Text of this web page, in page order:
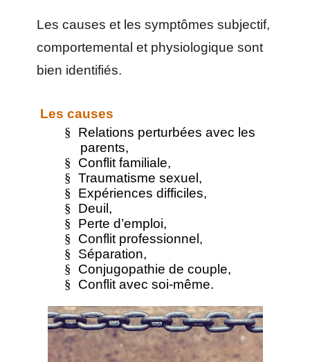
Les causes et les symptômes subjectif,
comportemental et physiologique sont
bien identifiés.
Les causes
§
Relations perturbées avec les
parents,
§
Conflit familiale,
§ Traumatisme sexuel,
§
Expériences difficiles,
§
Deuil,
§
Perte d’emploi,
§
Conflit professionnel,
§
Séparation,
§
Conjugopathie de couple,
§
Conflit avec soi-même.